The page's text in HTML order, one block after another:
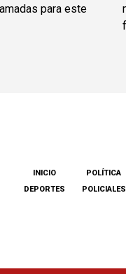
INICIO
DEPORTES
POLÍTICA
POLICIALES